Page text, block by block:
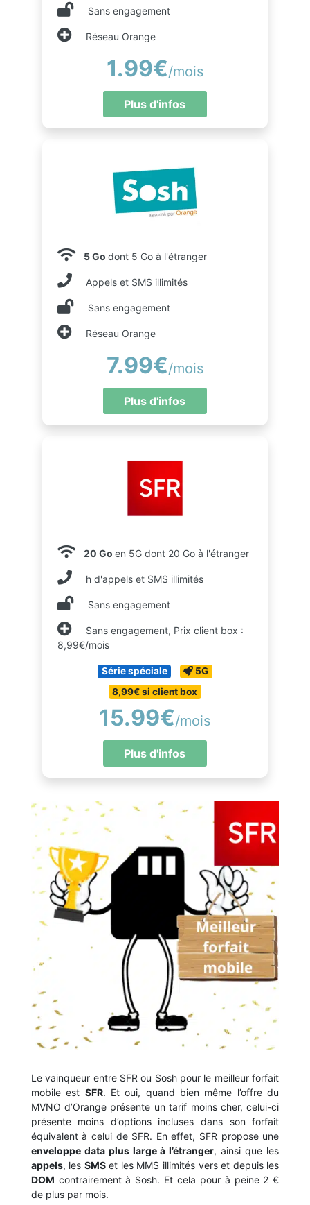
Sans engagement
Réseau Orange
1.99€/mois
Plus d'infos
5 Go dont 5 Go à l'étranger
Appels et SMS illimités
Sans engagement
Réseau Orange
7.99€/mois
Plus d'infos
20 Go en 5G dont 20 Go à l'étranger
h d'appels et SMS illimités
Sans engagement
Sans engagement, Prix client box :
8,99€/mois
Série spéciale
5G
8,99€ si client box
15.99€/mois
Plus d'infos
Le vainqueur entre SFR ou Sosh pour le meilleur forfait
mobile est SFR. Et oui, quand bien même l’offre du
MVNO d’Orange présente un tarif moins cher, celui-ci
présente moins d’options incluses dans son forfait
équivalent à celui de SFR. En effet, SFR propose une
enveloppe data plus large à l’étranger, ainsi que les
appels, les SMSet les MMS illimités vers et depuis les
DOM contrairement à Sosh. Et cela pour à peine 2 €
de plus par mois.